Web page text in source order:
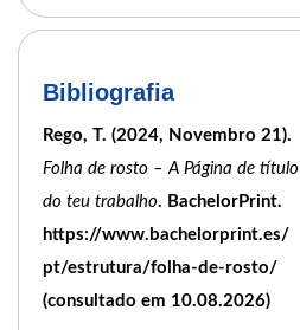
Bibliografia
Rego, T. (2024, Novembro 21).
Folha de rosto – A Página de título
do teu trabalho. BachelorPrint.
https://www.bachelorprint.es/
pt/estrutura/folha-de-rosto/
(consultado em 10.08.2026)